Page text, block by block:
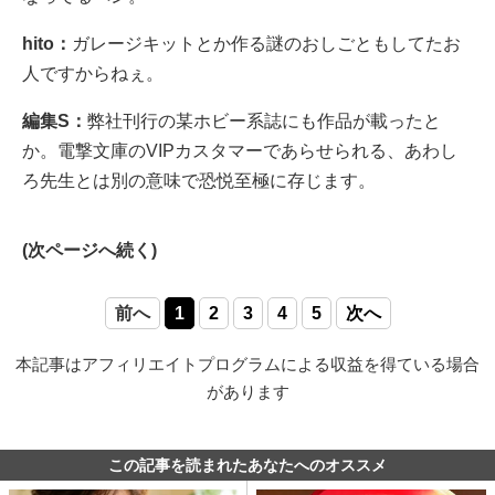
hito： ガレージキットとか作る謎のおしごともしてたお
人ですからねぇ。
編集S： 弊社刊行の某ホビー系誌にも作品が載ったと
か。電撃文庫のVIPカスタマーであらせられる、あわし
ろ先生とは別の意味で恐悦至極に存じます。
(次ページへ続く)
前へ 1 2 3 4 5 次へ
本記事はアフィリエイトプログラムによる収益を得ている場合
があります
この記事を読まれたあなたへのオススメ